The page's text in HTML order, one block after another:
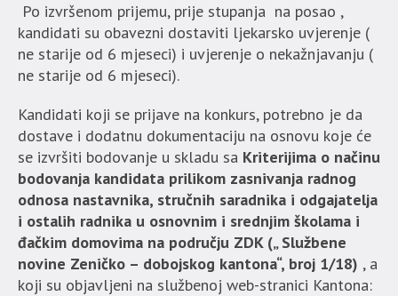
Po izvršenom prijemu, prije stupanja na posao ,
kandidati su obavezni dostaviti ljekarsko uvjerenje (
ne starije od 6 mjeseci) i uvjerenje o nekažnjavanju (
ne starije od 6 mjeseci).
Kandidati koji se prijave na konkurs, potrebno je da
dostave i dodatnu dokumentaciju na osnovu koje će
se izvršiti bodovanje u skladu sa Kriterijima o načinu
bodovanja kandidata prilikom zasnivanja radnog
odnosa nastavnika, stručnih saradnika i odgajatelja
i ostalih radnika u osnovnim i srednjim školama i
đačkim domovima na području ZDK („ Službene
novine Zeničko – dobojskog kantona“, broj 1/18) , a
koji su objavljeni na službenoj web-stranici Kantona: